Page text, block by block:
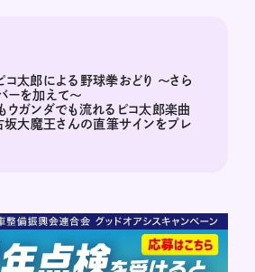
太郎による野球拳おどり 〜さら
ーを加えて〜
ウガンダでも流れるピコ太郎楽曲
大魔王さんの直筆サインをプレ